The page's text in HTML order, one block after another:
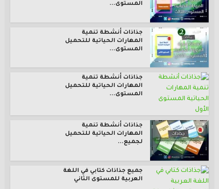
المستوى...
جذاذات أنشطة تنمية
المهارات الحياتية للتحميل
المستوى...
جذاذات أنشطة تنمية
المهارات الحياتية للتحميل
المستوى...
جذاذات أنشطة تنمية
المهارات الحياتية للتحميل
لجميع...
جميع جذاذات كتابي في اللغة
العربية للمستوى الثاني